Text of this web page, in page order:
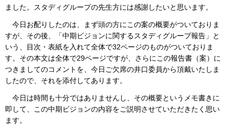
ました。スタディグループの先生方には感謝したいと思います。
今日お配りしたのは、まず頭の方にこの案の概要がついておりま
すが、その後、「中期ビジョンに関するスタディグループ報告」と
いう、目次・表紙を入れて全体で32ページのものがついておりま
す。その本文は全体で29ページですが、さらにこの報告書（案）に
つきましてのコメントを、今日ご欠席の井口委員から頂戴いたしま
したので、それを添付してあります。
今日は時間も十分ではありませんし、その概要というメモ書きに
即して、この中期ビジョンの内容をご説明させていただきたく思い
ます。